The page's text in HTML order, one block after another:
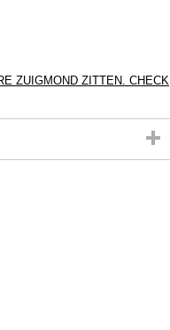
ZUIGMOND ZITTEN. CHECK